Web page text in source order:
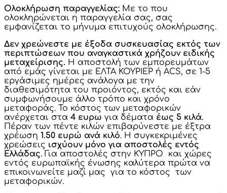
Ολοκλήρωση παραγγελίας: Με το που
ολοκληρώνεται η παραγγελία σας, σας
εμφανίζεται το μήνυμα επιτυχούς ολοκλήρωσης.
Δεν χρεώνεστε με έξοδα συσκευασίας εκτός των
περιπτώσεων που αναγκαστικά χρήζουν ειδικής
μεταχείρισης. Η αποστολή των εμπορευμάτων
από εμάς γίνεται με ΕΛΤΑ ΚΟΥΡΙΕΡ ή ACS, σε 1-5
εργάσιμες ημέρες ανάλογα με την
διαθεσιμότητα του προιόντος, εκτός και εάν
συμφωνήσουμε άλλο τρόπο και χρόνο
μεταφοράς. Το κόστος των μεταφορικών
ανέρχεται στα 4 ευρω για δέματα έως 5 κιλά.
Πέραν των πέντε κιλών επιβαρύνεστε με έξτρα
χρέωση 1.50 ευρώ ανά κιλό. Η συγκεκριμένες
χρεώσεις ισχύουν μόνο για αποστολές εντός
Ελλάδας. Για αποστολές στην ΚΥΠΡΟ και χώρες
εντός ευρωπαϊκής ένωσης καλύτερα πρώτα να
επικοινωνείτε μαζί μας για το κόστος των
μεταφορικών.